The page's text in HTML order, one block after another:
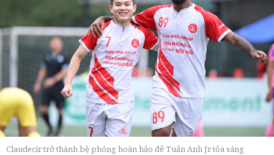
Claudecir trở thành bệ phóng hoàn hảo để Tuấn Anh Jr tỏa sáng